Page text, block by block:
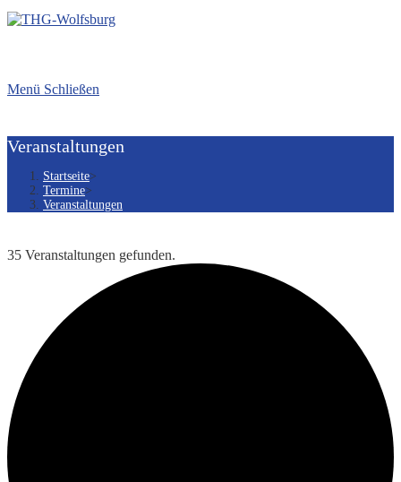
Menü Schließen
Veranstaltungen
Startseite>
Termine>
Veranstaltungen
35 Veranstaltungen gefunden.